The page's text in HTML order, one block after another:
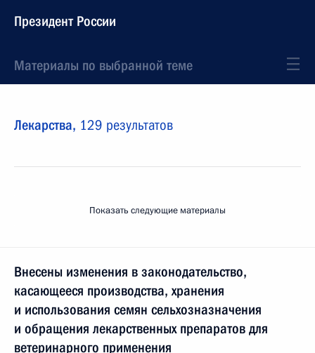
Президент России
Материалы по выбранной теме
Лекарства, 129 результатов
Показать следующие материалы
Внесены изменения в законодательство,
касающееся производства, хранения
и использования семян сельхозназначения
и обращения лекарственных препаратов для
ветеринарного применения